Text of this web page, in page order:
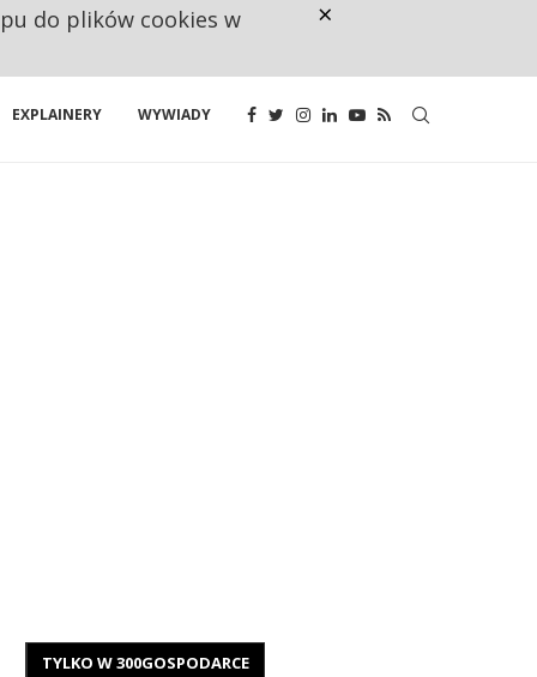
EXPLAINERY WYWIADY
TYLKO W 300GOSPODARCE
do plików cookies w ×